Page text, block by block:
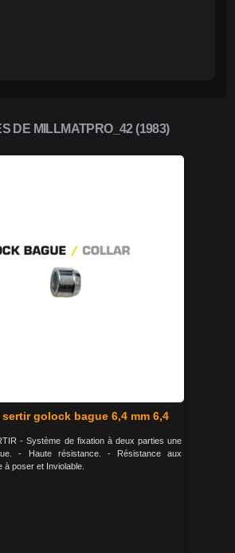
DE MILLMATPRO_42 (1983)
golock bague 6,4 mm 6,4
- Système de fixation à deux parties une
- Haute résistance. - Résistance aux
à poser et Inviolable.